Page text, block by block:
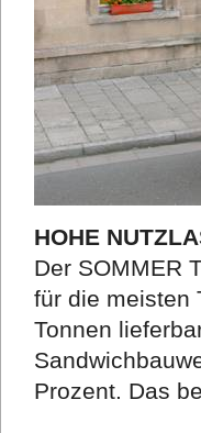
HOHE
Der SOMMER
für die meisten
Tonnen
Prozent. Das